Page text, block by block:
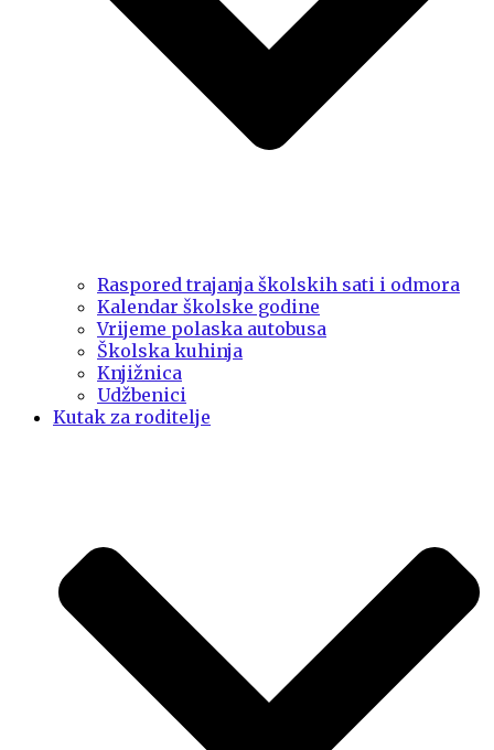
Raspored trajanja školskih sati i odmora
Kalendar školske godine
Vrijeme polaska autobusa
Školska kuhinja
Knjižnica
Udžbenici
Kutak za roditelje